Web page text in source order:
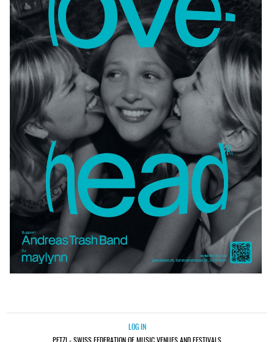
LOG IN
PETZI - SWISS FEDERATION OF MUSIC VENUES AND FESTIVALS